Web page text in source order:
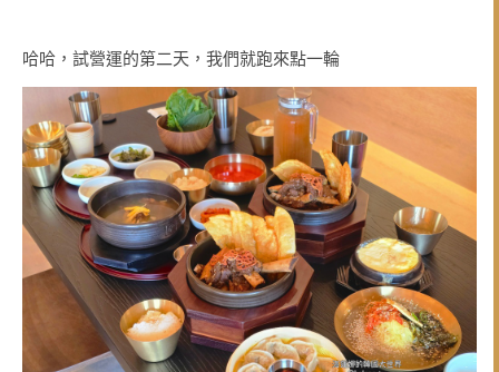
哈哈，試營運的第二天，我們就跑來點一輪